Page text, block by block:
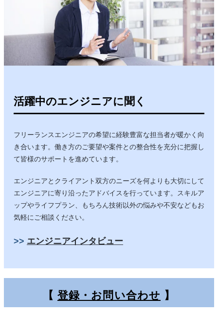
活躍中のエンジニアに聞く
フリーランスエンジニアの希望に経験豊富な担当者が暖かく向
き合います。働き方のご要望や案件との整合性を充分に把握し
て皆様のサポートを進めています。
エンジニアとクライアント双方のニーズを何よりも大切にして
エンジニアに寄り沿ったアドバイスを行っています。スキルア
ップやライフプラン、もちろん技術以外の悩みや不安などもお
気軽にご相談ください。
>> エンジニアインタビュー
【 登録・お問い合わせ 】